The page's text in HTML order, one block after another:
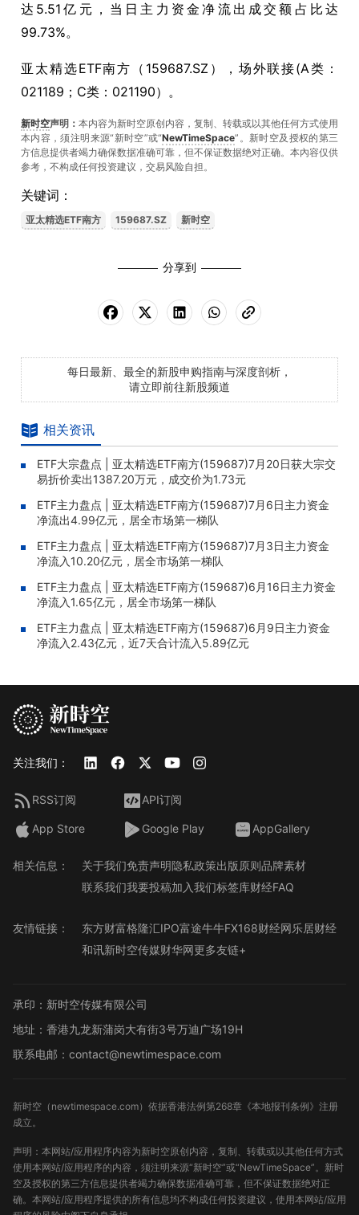
达5.51亿元，当日主力资金净流出成交额占比达
99.73%。
亚太精选ETF南方（159687.SZ），场外联接(A类：
021189；C类：021190）。
新时空声明： 本内容为新时空原创内容，复制、转载或以其他任何方式使用
本内容，须注明来源“新时空”或“NewTimeSpace”。新时空及授权的第三
方信息提供者竭力确保数据准确可靠，但不保证数据绝对正确。本內容仅供
参考，不构成任何投资建议，交易风险自担。
关键词：
亚太精选ETF南方 159687.SZ 新时空
分享到
每日最新、最全的新股申购指南与深度剖析，
请立即前往新股频道
相关资讯
ETF大宗盘点 | 亚太精选ETF南方(159687)7月20日获大宗交
易折价卖出1387.20万元，成交价为1.73元
ETF主力盘点 | 亚太精选ETF南方(159687)7月6日主力资金
净流出4.99亿元，居全市场第一梯队
ETF主力盘点 | 亚太精选ETF南方(159687)7月3日主力资金
净流入10.20亿元，居全市场第一梯队
ETF主力盘点 | 亚太精选ETF南方(159687)6月16日主力资金
净流入1.65亿元，居全市场第一梯队
ETF主力盘点 | 亚太精选ETF南方(159687)6月9日主力资金
净流入2.43亿元，近7天合计流入5.89亿元
关注我们：
RSS订阅 API订阅
App Store Google Play AppGallery
相关信息： 关于我们免责声明隐私政策出版原则品牌素材
联系我们我要投稿加入我们标签库财经FAQ
友情链接： 东方财富格隆汇IPO富途牛牛FX168财经网乐居财经
和讯新时空传媒财华网更多友链+
承印：新时空传媒有限公司
地址：香港九龙新蒲岗大有街3号万迪广场19H
联系电邮：contact@newtimespace.com
新时空（ newtimespace.com）依据香港法例第268章《本地报刊条例》注册
成立。
声明：本网站/应用程序内容为新时空原创内容，复制、转载或以其他任何方式
使用本网站/应用程序的内容，须注明来源“新时空”或“NewTimeSpace”。新时
空及授权的第三方信息提供者竭力确保数据准确可靠，但不保证数据绝对正
确。本网站/应用程序提供的所有信息均不构成任何投资建议，使用本网站/应用